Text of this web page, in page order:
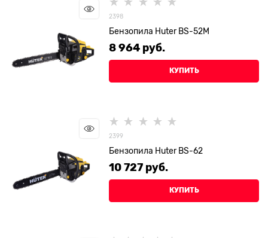
2398
Бензопила Huter BS-52M
8 964 руб.
КУПИТЬ
2399
Бензопила Huter BS-62
10 727 руб.
КУПИТЬ